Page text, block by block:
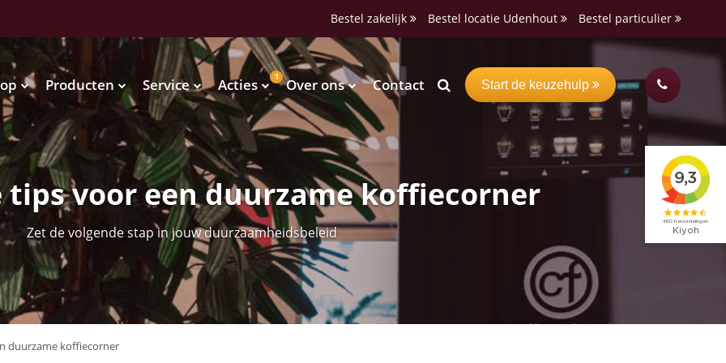
Bestel zakelijk Bestel locatie Udenhout Bestel particulier
1
Waterkoelers
Waterkoelers
Vendingmachines
Vendingmachines
Producten Service Acties Over ons Contact Start de keuzehulp
voor een duurzame koffiecorner
Zet de volgende stap in jouw duurzaamheidsbeleid
duurzame koffiecorner